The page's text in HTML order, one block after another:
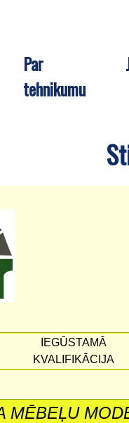
Par
tehnikumu
IEGŪSTAMĀ
KVALIFIKĀCIJA
MĒBEĻU